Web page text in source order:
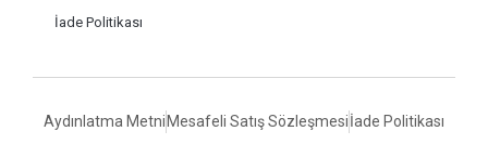
İade Politikası
Aydınlatma Metni Mesafeli Satış Sözleşmesiİade Politikası